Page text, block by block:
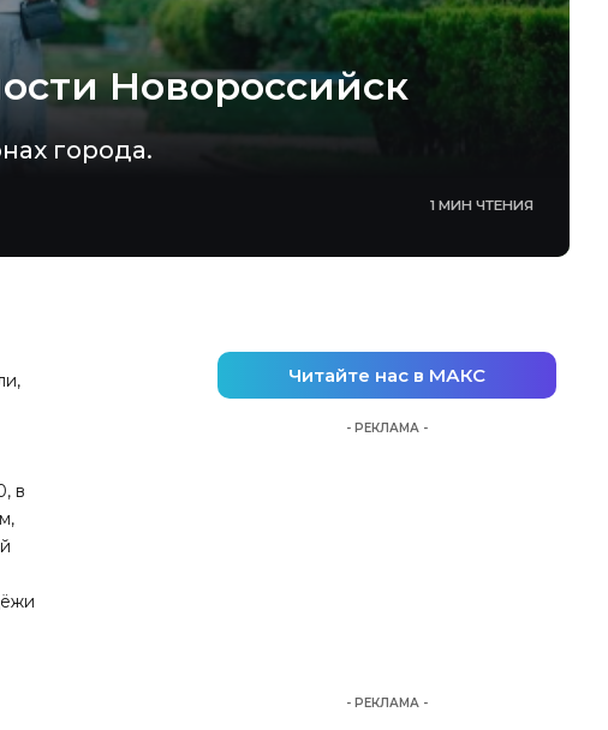
Новороссийск
города.
1 МИН ЧТЕНИЯ
в
Читайте нас в МАКС
- РЕКЛАМА -
- РЕКЛАМА -